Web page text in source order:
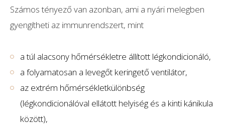
Számos tényező van azonban, ami a nyári melegben
gyengítheti az immunrendszert, mint
a túl alacsony hőmérsékletre állított légkondicionáló,
a folyamatosan a levegőt keringető ventilátor,
az extrém hőmérsékletkülönbség
(légkondicionálóval ellátott helyiség és a kinti kánikula
között),